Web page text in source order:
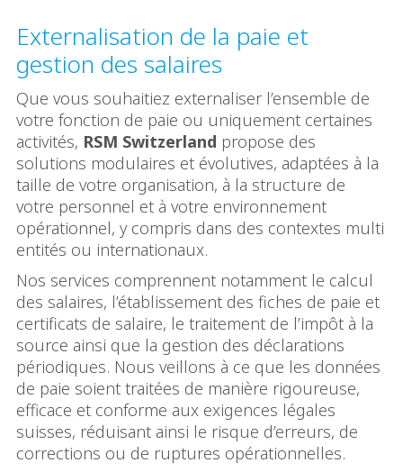
Externalisation de la paie et
gestion des salaires
Que vous souhaitiez externaliser l’ensemble de
votre fonction de paie ou uniquement certaines
activités, RSM Switzerland propose des
solutions modulaires et évolutives, adaptées à la
taille de votre organisation, à la structure de
votre personnel et à votre environnement
opérationnel, y compris dans des contextes multi
entités ou internationaux.
Nos services comprennent notamment le calcul
des salaires, l’établissement des fiches de paie et
certificats de salaire, le traitement de l’impôt à la
source ainsi que la gestion des déclarations
périodiques. Nous veillons à ce que les données
de paie soient traitées de manière rigoureuse,
efficace et conforme aux exigences légales
suisses, réduisant ainsi le risque d’erreurs, de
corrections ou de ruptures opérationnelles.